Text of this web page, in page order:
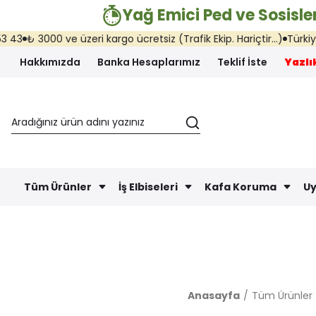
Yağ Emici Ped ve
₺ 3000 ve üzeri kargo ücretsiz (Trafik Ekip. Hariçtir...)
Hakkımızda
Banka Hesaplarımız Teklif İste
Tüm Ürünler İş Elbiseleri Kafa Koruma
Anasayfa Tüm Ürünler